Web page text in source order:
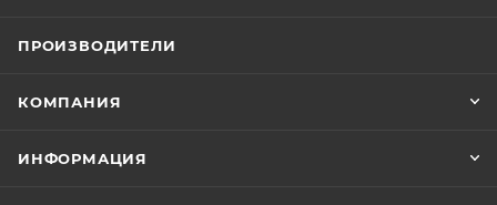
ПРОИЗВОДИТЕЛИ
КОМПАНИЯ
ИНФОРМАЦИЯ